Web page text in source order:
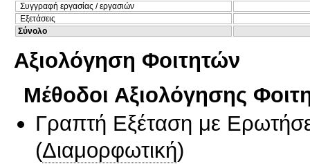
Συγγραφή εργασίας / εργασιών
Εξετάσεις
Σύνολο
Αξιολόγηση Φοιτητών
Μέθοδοι Αξιολόγησης
Γραπτή Εξέταση με
(Διαμορφωτική)